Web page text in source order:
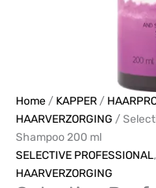
Home / KAPPER /
HAARVERZORGING /
Shampoo 200 ml
SELECTIVE PROFESSIONAL,
HAARVERZORGING